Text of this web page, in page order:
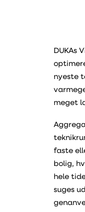
DUKAs
nyeste
meget
faste
bolig,
hele
suges